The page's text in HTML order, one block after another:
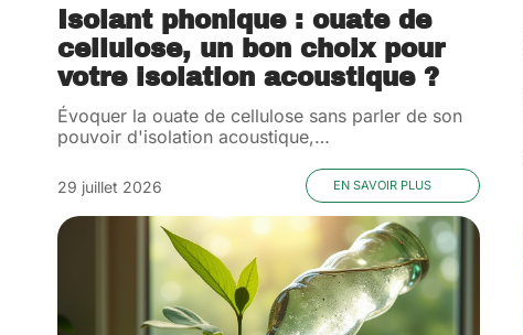
Isolant phonique : ouate de
cellulose, un bon choix pour
votre isolation acoustique ?
Évoquer la ouate de cellulose sans parler de son
pouvoir d'isolation acoustique,…
29 juillet 2026 EN SAVOIR PLUS